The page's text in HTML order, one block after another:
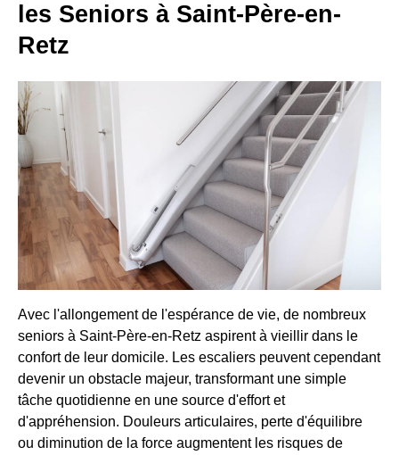
les Seniors à Saint-Père-en-
Retz
Avec l'allongement de l'espérance de vie, de nombreux
seniors à Saint-Père-en-Retz aspirent à vieillir dans le
confort de leur domicile. Les escaliers peuvent cependant
devenir un obstacle majeur, transformant une simple
tâche quotidienne en une source d'effort et
d'appréhension. Douleurs articulaires, perte d'équilibre
ou diminution de la force augmentent les risques de